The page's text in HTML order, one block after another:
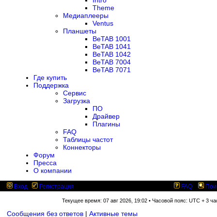
Theme
Медиаплееры
Ventus
Планшеты
BeTAB 1001
BeTAB 1041
BeTAB 1042
BeTAB 7004
BeTAB 7071
Где купить
Поддержка
Сервис
Загрузка
ПО
Драйвер
Плагины
FAQ
Таблицы частот
Коннекторы
Форум
Пресса
О компании
Вход Регистрация FAQ
Текущее время: 07 авг 2026, 19:02 • Часовой пояс: UTC + 3
Сообщения без ответов | Активные темы